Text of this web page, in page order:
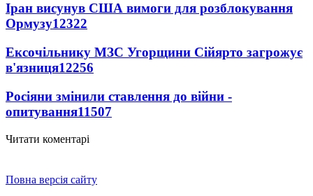
Іран висунув США вимоги для розблокування
Ормузу12322
Ексочільнику МЗС Угорщини Сійярто загрожує
в'язниця12256
Росіяни змінили ставлення до війни -
опитування11507
Читати коментарі
Повна версія сайту